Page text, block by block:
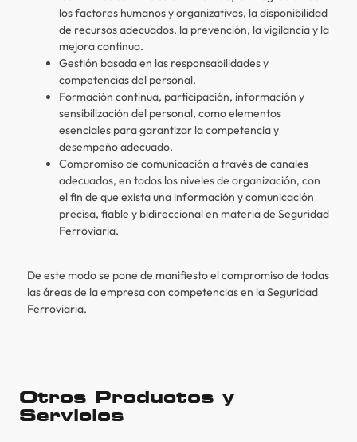
los factores humanos y organizativos, la disponibilidad
de recursos adecuados, la prevención, la vigilancia y la
mejora continua.
Gestión basada en las responsabilidades y
competencias del personal.
Formación continua, participación, información y
sensibilización del personal, como elementos
esenciales para garantizar la competencia y
desempeño adecuado.
Compromiso de comunicación a través de canales
adecuados, en todos los niveles de organización, con
el fin de que exista una información y comunicación
precisa, fiable y bidireccional en materia de Seguridad
Ferroviaria.
De este modo se pone de manifiesto el compromiso de todas
las áreas de la empresa con competencias en la Seguridad
Ferroviaria.
Otros Productos y
Servicios